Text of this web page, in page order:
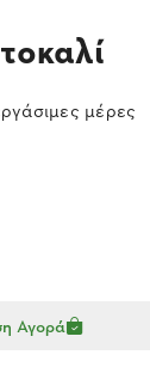
μέρες
Αγορά